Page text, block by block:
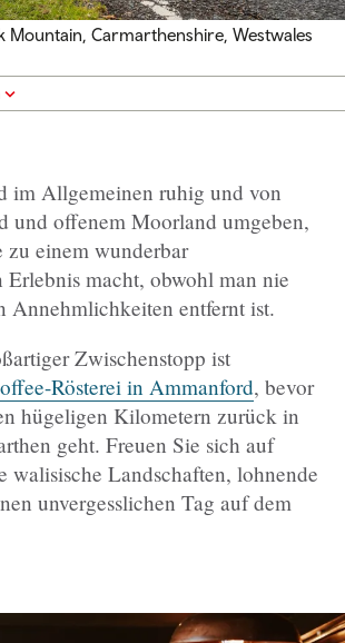
Mountain, Carmarthenshire, Westwales
im Allgemeinen ruhig und von
und offenem Moorland umgeben,
zu einem wunderbar
Erlebnis macht, obwohl man nie
Annehmlichkeiten entfernt ist.
Zwischenstopp ist
Rösterei in Ammanford, bevor
hügeligen Kilometern zurück in
geht. Freuen Sie sich auf
walisische Landschaften, lohnende
unvergesslichen Tag auf dem